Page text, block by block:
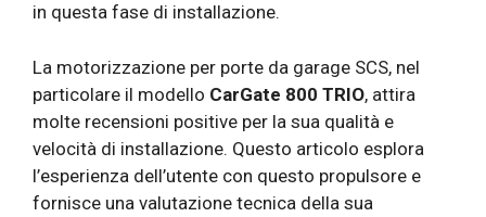
in questa fase di installazione.
La motorizzazione per porte da garage SCS, nel
particolare il modello CarGate 800 TRIO, attira
molte recensioni positive per la sua qualità e
velocità di installazione. Questo articolo esplora
l’esperienza dell’utente con questo propulsore e
fornisce una valutazione tecnica della sua